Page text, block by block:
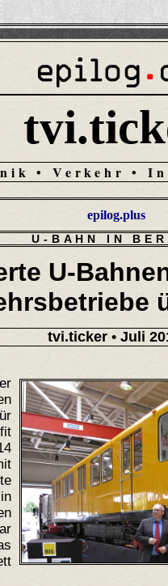
• Verkehr •
epilog.plus
U-BAHN IN
U-
tvi.ticker • Juli